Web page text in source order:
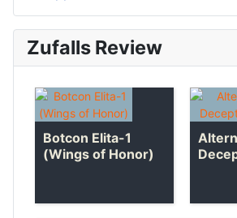
Zufalls Review
Botcon Elita-1
(Wings of Honor)